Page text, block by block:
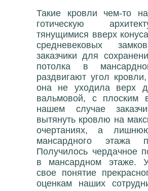
Такие кровли чем-то
готическую
тянущимися вверх
средневековых
заказчики для
потолка в
раздвигают угол
она не уходила верх
вальмовой, с плоским
нашем случае
вытянуть кровлю на
очертаниях, а
мансардного этажа
Получилось чердачное
в мансардном этаже.
свое понятие
оценкам наших